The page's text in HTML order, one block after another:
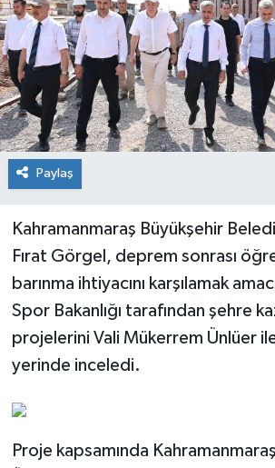
Paylaş
Kahramanmaraş Büyükşehir
Fırat Görgel, deprem sonrası
barınma ihtiyacını karşılamak
Spor Bakanlığı tarafından şehre
projelerini Vali Mükerrem Ünlüer
yerinde inceledi.
Proje kapsamında